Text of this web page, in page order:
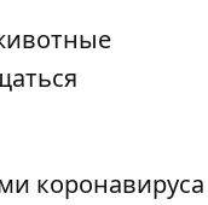
коронавируса